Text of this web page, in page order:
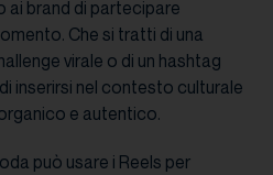
ai brand di partecipare
Che si tratti di una
virale o di un hashtag
inserirsi nel contesto culturale
e autentico.
può usare i Reels per